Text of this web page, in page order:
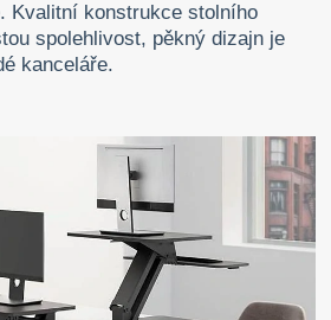
Kvalitní konstrukce stolního
spolehlivost, pěkný dizajn je
kanceláře.